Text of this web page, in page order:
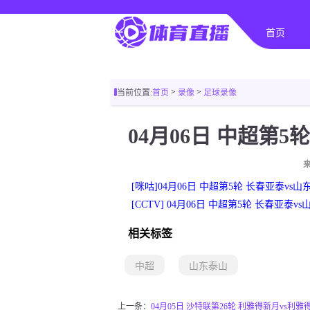
首页
当前位置:首页 > 录像 > 足球录像
04月06日 中超第5
[咪咕]04月06日 中超第5轮 长春亚泰vs山
[CCTV] 04月06日 中超第5轮 长春亚泰vs
相关标签
中超 山东泰山
上一条： 04月05日 沙特联第26轮 利雅得新月vs利雅